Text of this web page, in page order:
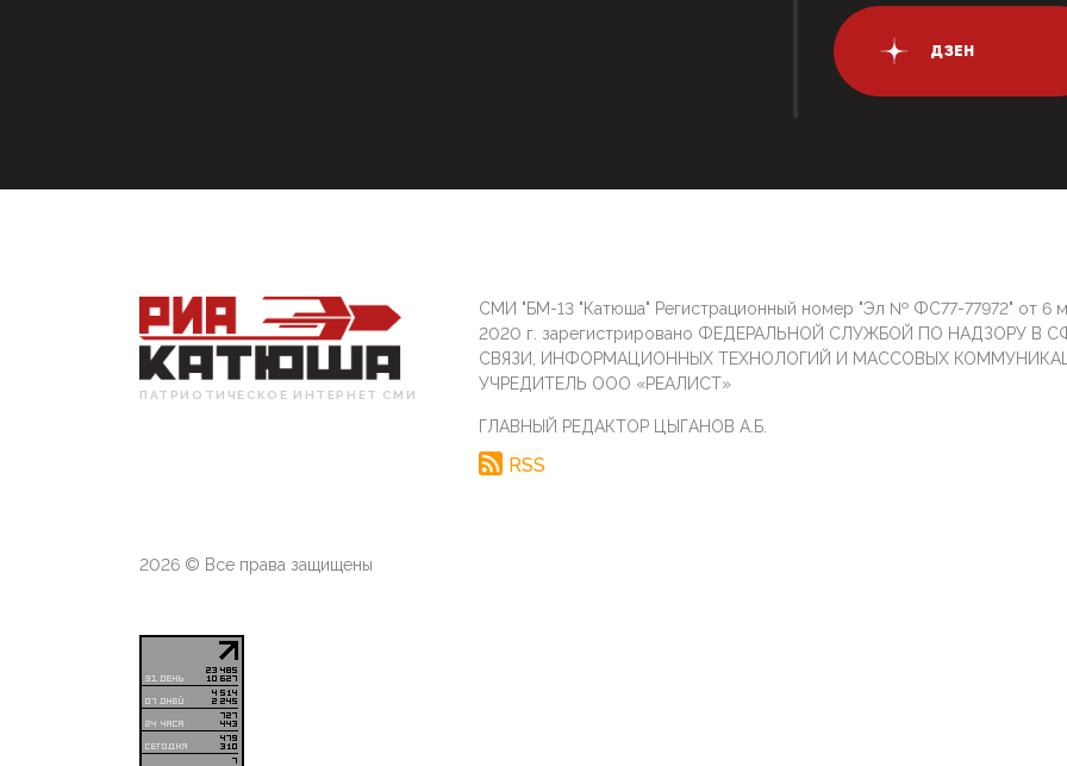
ДЗЕН
ПАТРИОТИЧЕСКОЕ ИНТЕРНЕТ СМИ
СМИ "БМ-13 "Катюша" Регистрационный номер "Эл № ФС77-77972" от 6
2020 г. зарегистрировано ФЕДЕРАЛЬНОЙ СЛУЖБОЙ ПО НАДЗОРУ В
СВЯЗИ, ИНФОРМАЦИОННЫХ ТЕХНОЛОГИЙ И МАССОВЫХ
УЧРЕДИТЕЛЬ ООО «РЕАЛИСТ»
ГЛАВНЫЙ РЕДАКТОР ЦЫГАНОВ А.Б.
RSS
2026 © Все права защищены